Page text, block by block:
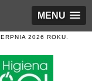
MENU
2026 ROKU.